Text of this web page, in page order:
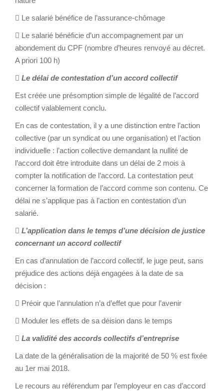
 Le salarié bénéfice de l’assurance-chômage
 Le salarié bénéficie d’un accompagnement par un
abondement du CPF (nombre d’heures renvoyé au décret.
A priori 100 h)
 Le délai de contestation d’un accord collectif
Est créée une présomption simple de légalité de l’accord
collectif valablement conclu.
En cas de contestation, il y a une distinction entre l’action
collective (par un syndicat ou une organisation) et l’action
individuelle : l’action collective demandant la nullité de
l’accord doit être introduite dans un délai de 2 mois à
compter la notification de l’accord. La contestation peut
concerner la formation de l’accord comme son contenu. Ce
délai ne s’applique pas à l’action en contestation d’un
salarié.
 L’application dans le temps d’une décision de justice
concernant un accord collectif
En cas d’annulation de l’accord collectif, le juge peut, sans
préjudice des actions déjà engagées à la date de sa
décision :
 Préoir que l’annulation n’a d’effet que pour l’avenir
 Moduler les effets de sa déision dans le temps
 La validité des accords collectifs d’entreprise
La date de la généralisation de la majorité de 50 % est fixée
au 1er mai 2018.
Le recours au référendum par l’employeur en cas d’accord